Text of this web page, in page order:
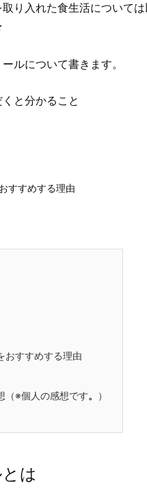
り入れた食生活について
ルについて書きます。
と分かること
すすめする理由
おすすめする理由
（※個人の感想です。
）
は